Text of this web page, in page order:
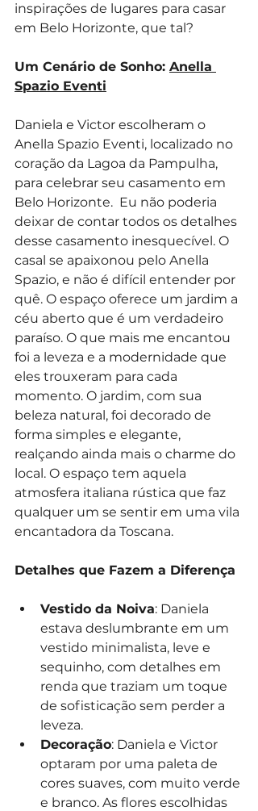
inspirações de lugares para casar
em Belo Horizonte, que tal?
Um Cenário de Sonho: Anella
Spazio Eventi
Daniela e Victor escolheram o
Anella Spazio Eventi, localizado no
coração da Lagoa da Pampulha,
para celebrar seu casamento em
Belo Horizonte.  Eu não poderia
deixar de contar todos os detalhes
desse casamento inesquecível. O
casal se apaixonou pelo Anella
Spazio, e não é difícil entender por
quê. O espaço oferece um jardim a
céu aberto que é um verdadeiro
paraíso. O que mais me encantou
foi a leveza e a modernidade que
eles trouxeram para cada
momento. O jardim, com sua
beleza natural, foi decorado de
forma simples e elegante,
realçando ainda mais o charme do
local. O espaço tem aquela
atmosfera italiana rústica que faz
qualquer um se sentir em uma vila
encantadora da Toscana.
Detalhes que Fazem a Diferença
Vestido da Noiva: Daniela
estava deslumbrante em um
vestido minimalista, leve e
sequinho, com detalhes em
renda que traziam um toque
de sofisticação sem perder a
leveza.
Decoração: Daniela e Victor
optaram por uma paleta de
cores suaves, com muito verde
e branco. As flores escolhidas